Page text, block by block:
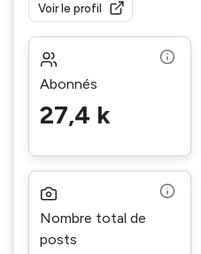
Voir le profil
Abonnés
27,4 k
Nombre total de
posts